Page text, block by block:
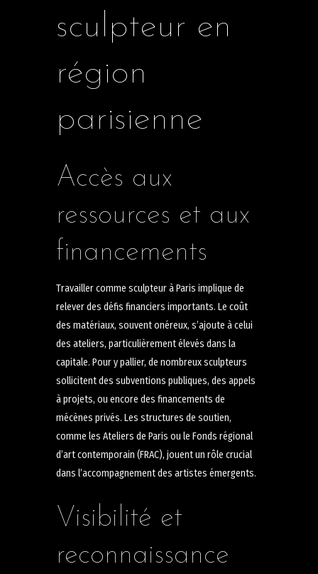
sculpteur en
région
parisienne
Accès aux
ressources et aux
financements
Travailler comme sculpteur à Paris implique de
relever des défis financiers importants. Le coût
des matériaux, souvent onéreux, s’ajoute à celui
des ateliers, particulièrement élevés dans la
capitale. Pour y pallier, de nombreux sculpteurs
sollicitent des subventions publiques, des appels
à projets, ou encore des financements de
mécènes privés. Les structures de soutien,
comme les Ateliers de Paris ou le Fonds régional
d’art contemporain (FRAC), jouent un rôle crucial
dans l’accompagnement des artistes émergents.
Visibilité et
reconnaissance